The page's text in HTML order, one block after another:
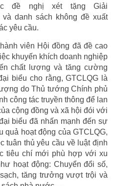
đề nghị xét tặng Giải
và danh sách không đề xuất
yêu cầu.
viên Hội đồng đã đề cao
khuyến khích doanh nghiệp
chất lượng và tăng cường
biểu cho rằng, GTCLQG là
do Thủ tướng Chính phủ
công tác truyền thông để lan
cộng đồng và xã hội đói với
biểu đã nhấn mạnh đến sự
quả hoạt động của GTCLQG,
tuân thủ yêu cầu về luật định
tiêu chí mới phù hợp với xu
hoạt động: Chuyển đổi số,
tăng trưởng vượt trội và